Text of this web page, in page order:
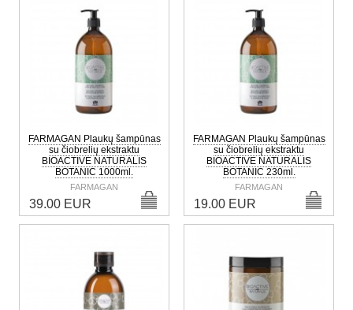
FARMAGAN Plaukų šampūnas
su čiobrelių ekstraktu
BIOACTIVE NATURALIS
BOTANIC 1000ml.
FARMAGAN
39.00 EUR
FARMAGAN Plaukų šampūnas
su čiobrelių ekstraktu
BIOACTIVE NATURALIS
BOTANIC 230ml.
FARMAGAN
19.00 EUR